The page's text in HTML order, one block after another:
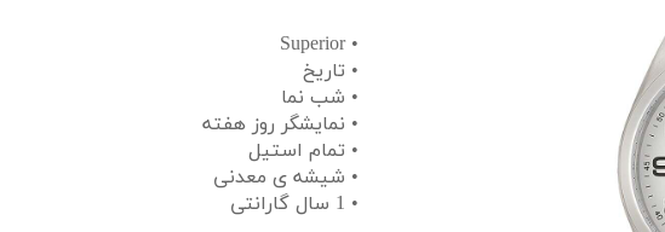
• Superior
• تاریخ
• شب نما
• نمایشگر روز هفته
• تمام استیل
• شیشه ی معدنی
• 1 سال گارانتی